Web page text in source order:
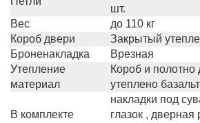
шт.
Вес
до 110 кг
Короб двери
Закрытый
Броненакладка
Врезная
Утепление
материал
Короб и
утеплено
В комплекте
накладки под
глазок , дверная